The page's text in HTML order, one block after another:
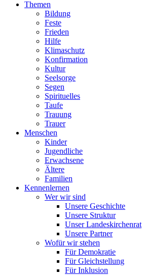
Themen
Bildung
Feste
Frieden
Hilfe
Klimaschutz
Konfirmation
Kultur
Seelsorge
Segen
Spirituelles
Taufe
Trauung
Trauer
Menschen
Kinder
Jugendliche
Erwachsene
Ältere
Familien
Kennenlernen
Wer wir sind
Unsere Geschichte
Unsere Struktur
Unser Landeskirchenrat
Unsere Partner
Wofür wir stehen
Für Demokratie
Für Gleichstellung
Für Inklusion